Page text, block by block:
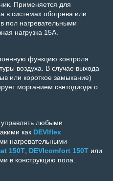
Применяется для
в системах обогрева или
пол нагревательными
нагрузка 15А.
функцию контроля
воздуха. В случае выхода
или короткое замыкание)
морганием светодиода о
управлять любыми
как DEVIflex
нагревательными
150T, DEVIcomfort 150T или
в конструкцию пола.